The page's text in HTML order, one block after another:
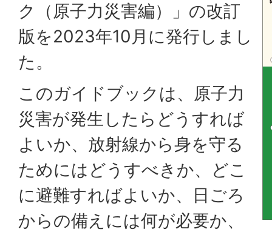
ク（原子力災害編）」の改訂
版を2023年10月に発行しまし
た。
このガイドブックは、原子力
災害が発生したらどうすれば
よいか、放射線から身を守る
ためにはどうすべきか、どこ
に避難すればよいか、日ごろ
からの備えには何が必要か、